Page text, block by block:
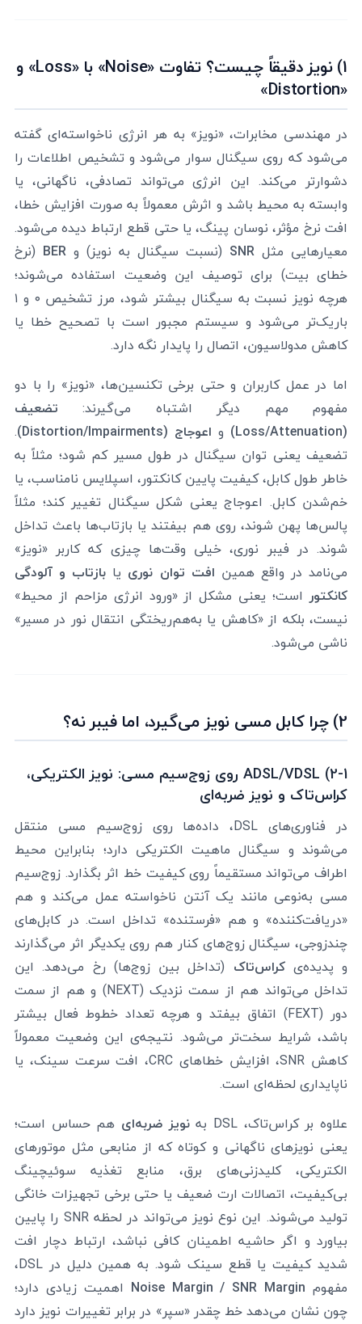
1) نویز دقیقاً چیست؟ تفاوت «Noise» با «Loss» و
«Distortion»
در مهندسی مخابرات، «نویز» به هر انرژی ناخواسته‌ای گفته
می‌شود که روی سیگنال سوار می‌شود و تشخیص اطلاعات را
دشوارتر می‌کند. این انرژی می‌تواند تصادفی، ناگهانی، یا
وابسته به محیط باشد و اثرش معمولاً به صورت افزایش خطا،
افت نرخ مؤثر، نوسان پینگ، یا حتی قطع ارتباط دیده می‌شود.
معیارهایی مثل SNR (نسبت سیگنال به نویز) و BER (نرخ
خطای بیت) برای توصیف این وضعیت استفاده می‌شوند؛
هرچه نویز نسبت به سیگنال بیشتر شود، مرز تشخیص ۰ و ۱
باریک‌تر می‌شود و سیستم مجبور است با تصحیح خطا یا
کاهش مدولاسیون، اتصال را پایدار نگه دارد.
اما در عمل کاربران و حتی برخی تکنسین‌ها، «نویز» را با دو
مفهوم مهم دیگر اشتباه می‌گیرند: تضعیف
(Loss/Attenuation)
و اعوجاج (Distortion/Impairments)
.
تضعیف یعنی توان سیگنال در طول مسیر کم شود؛ مثلاً به
خاطر طول کابل، کیفیت پایین کانکتور، اسپلایس نامناسب، یا
خم‌شدن کابل. اعوجاج یعنی شکل سیگنال تغییر کند؛ مثلاً
پالس‌ها پهن شوند، روی هم بیفتند یا بازتاب‌ها باعث تداخل
شوند. در فیبر نوری، خیلی وقت‌ها چیزی که کاربر «نویز»
می‌نامد در واقع همین افت توان نوری یا بازتاب و آلودگی
کانکتوراست؛ یعنی مشکل از «ورود انرژی مزاحم از محیط»
نیست، بلکه از «کاهش یا به‌هم‌ریختگی انتقال نور در مسیر»
ناشی می‌شود.
2) چرا کابل مسی نویز می‌گیرد، اما فیبر نه؟
2-1) ADSL/VDSL روی زوج‌سیم مسی: نویز الکتریکی،
کراس‌تاک و نویز ضربه‌ای
در فناوری‌های DSL، داده‌ها روی زوج‌سیم مسی منتقل
می‌شوند و سیگنال ماهیت الکتریکی دارد؛ بنابراین محیط
اطراف می‌تواند مستقیماً روی کیفیت خط اثر بگذارد. زوج‌سیم
مسی به‌نوعی مانند یک آنتن ناخواسته عمل می‌کند و هم
«دریافت‌کننده» و هم «فرستنده» تداخل است. در کابل‌های
چندزوجی، سیگنال زوج‌های کنار هم روی یکدیگر اثر می‌گذارند
و پدیده‌یکراس‌تاک (تداخل بین زوج‌ها) رخ می‌دهد. این
تداخل می‌تواند هم از سمت نزدیک (NEXT) و هم از سمت
دور (FEXT) اتفاق بیفتد و هرچه تعداد خطوط فعال بیشتر
باشد، شرایط سخت‌تر می‌شود. نتیجه‌ی این وضعیت معمولاً
کاهش SNR، افزایش خطاهای CRC، افت سرعت سینک، یا
ناپایداری لحظه‌ای است.
علاوه بر کراس‌تاک، DSL به
نویز ضربه‌ای هم حساس است؛
یعنی نویزهای ناگهانی و کوتاه که از منابعی مثل موتورهای
الکتریکی، کلیدزنی‌های برق، منابع تغذیه سوئیچینگ
بی‌کیفیت، اتصالات ارت ضعیف یا حتی برخی تجهیزات خانگی
تولید می‌شوند. این نوع نویز می‌تواند در لحظه SNR را پایین
بیاورد و اگر حاشیه اطمینان کافی نباشد، ارتباط دچار افت
شدید کیفیت یا قطع سینک شود. به همین دلیل در DSL،
مفهوم Noise Margin / SNR Margin اهمیت زیادی دارد؛
چون نشان می‌دهد خط چقدر «سپر» در برابر تغییرات نویز دارد